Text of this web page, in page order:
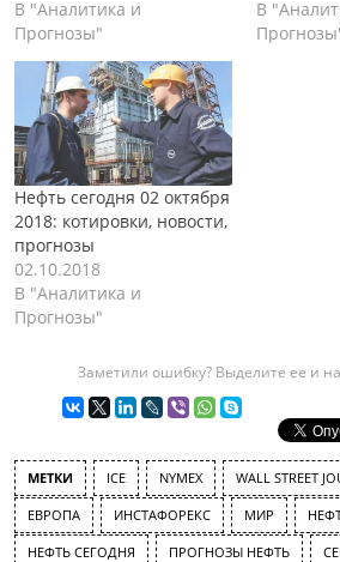
В "Аналитика и
Прогнозы"
В
Нефть сегодня 02 октября
2018: котировки, новости,
прогнозы
02.10.2018
В "Аналитика и
Прогнозы"
Заметили ошибку? Выделите ее и
МЕТКИ ICE NYMEX WALL STREET
ЕВРОПА ИНСТАФОРЕКС МИР
НЕФТЬ СЕГОДНЯ ПРОГНОЗЫ НЕФТЬ